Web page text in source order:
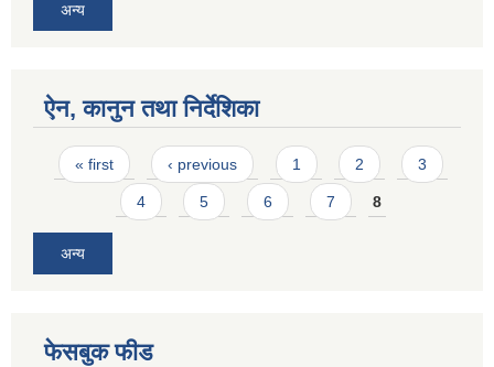
अन्य
ऐन, कानुन तथा निर्देशिका
Pages
« first ‹ previous 1 2 3
4 5 6 7 8
अन्य
फेसबुक फीड